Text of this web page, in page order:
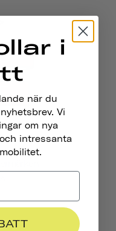
i
när du
Vi
om nya
intressanta